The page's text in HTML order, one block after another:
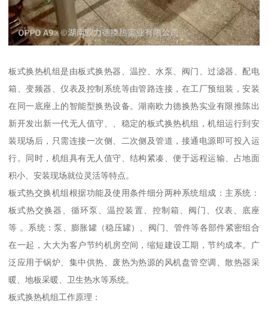
板式换热机组是由板式换热器、温控、水泵、阀门、过滤器、配电
箱、变频器、仪表及控制系统等由管路连接，在工厂预组装，安装
在同一底座上的智能型换热设备。湖南欧力德换热实业有限推陈出
新开发出新一代无人值守、、稳定的板式换热机组，机组运行到安
装现场后，只需连接一次侧、二次侧及管道，接通电源即可投入运
行。同时，机组具有无人值守、结构紧凑、便于远程运输、占地面
积小、安装现场就位灵活等特点。
板式热交换机组根据功能及使用条件细分两种系统组成：主系统：
板式热交换器、循环泵、温控装置、控制箱、阀门、仪表、底座
等 。系统：泵、膨胀罐（稳压罐）、阀门、管件等各部件紧密组合
在一起，大大为客户节约机房空间，缩短建设工期，节约成本。广
泛应用于锅炉、集中供热、废热为热源的风机盘管空调、散热器采
暖、地板采暖、卫生热水等系统。
板式换热机组工作原理：